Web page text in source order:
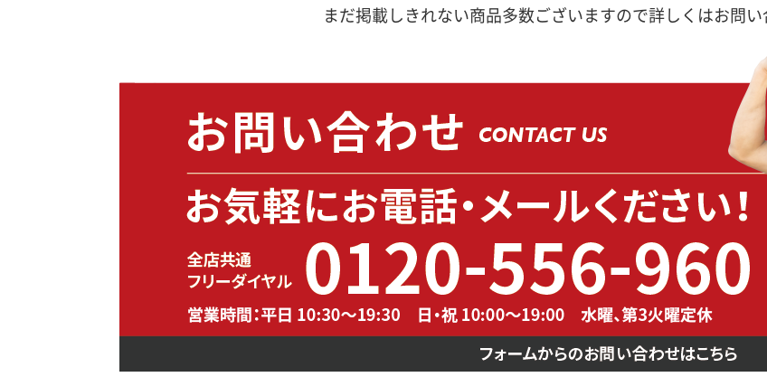
まだ掲載しきれない商品多数ございますので詳しくはお問い